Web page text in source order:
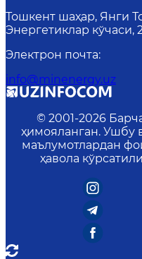
Тошкент шаҳар, Янги
Энергетиклар кўчаси,
Электрон почта:
info@minenergy.uz
© 2001-2026
ҳимояланган. Ушбу
маълумотлардан
ҳавола